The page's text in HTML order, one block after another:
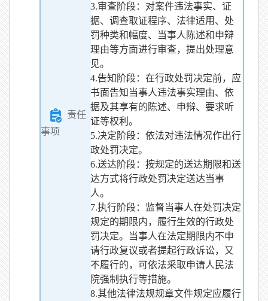
责任
事项
3.审查阶段：对案件违法事实、证
据、调查取证程序、法律适用、处
罚种类和幅度、当事人陈述和申辩
理由等方面进行审查，提出处理意
见。
4.告知阶段：在行政处罚决定前，应
书面告知当事人违法事实理由、依
据及其享有的陈述、申辩、要求听
证等权利。
5.决定阶段：依法对违法情况作出行
政处罚决定。
6.送达阶段：按规定的送达期限和送
达方式将行政处罚决定送达当事
人。
7.执行阶段：监督当事人在处罚决定
规定的期限内，履行生效的行政处
罚决定。当事人在法定期限内不申
请行政复议或者提起行政诉讼，又
不履行的，可依法采取申请人民法
院强制执行等措施。
8.其他法律法规规章文件规定应履行